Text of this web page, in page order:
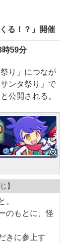
る！？」開催
時59分
り」につなが
ンタ祭り」で
公開される。
】
。
のもとに、怪
きに参上す